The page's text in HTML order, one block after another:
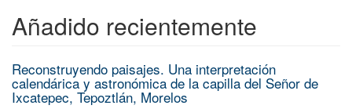
Añadido recientemente
Reconstruyendo paisajes. Una interpretación
calendárica y astronómica de la capilla del Señor de
Ixcatepec, Tepoztlán, Morelos